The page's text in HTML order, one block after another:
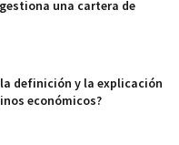
una cartera de
definición y la explicación
económicos?